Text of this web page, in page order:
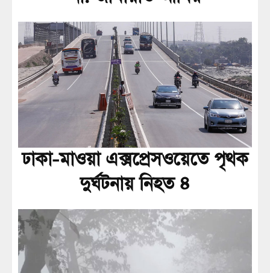
ঢাকা-মাওয়া এক্সপ্রেসওয়েতে পৃথক
দুর্ঘটনায় নিহত ৪